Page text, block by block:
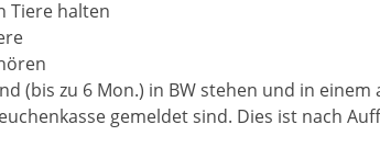
Tiere halten
(bis zu 6 Mon.) in BW stehen und in einem
gemeldet sind. Dies ist nach